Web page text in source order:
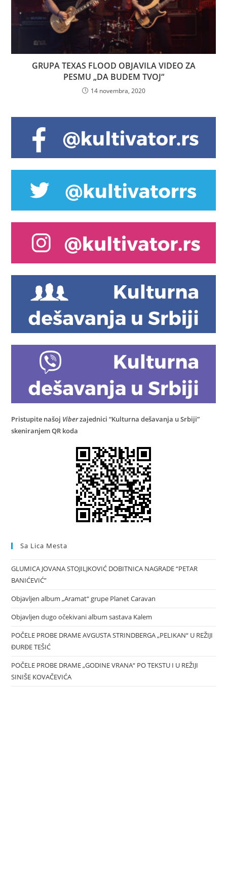
GRUPA TEXAS FLOOD OBJAVILA VIDEO ZA
PESMU „DA BUDEM TVOJ“
14 novembra, 2020
Pristupite našoj Viberzajednici “Kulturna dešavanja u Srbiji”
skeniranjem QR koda
Sa Lica Mesta
GLUMICA JOVANA STOJILJKOVIĆ DOBITNICA NAGRADE “PETAR
BANIĆEVIĆ”
Objavljen album „Aramat“ grupe Planet Caravan
Objavljen dugo očekivani album sastava Kalem
POČELE PROBE DRAME AVGUSTA STRINDBERGA „PELIKAN“ U REŽIJI
ĐURĐE TEŠIĆ
POČELE PROBE DRAME „GODINE VRANA“ PO TEKSTU I U REŽIJI
SINIŠE KOVAČEVIĆA